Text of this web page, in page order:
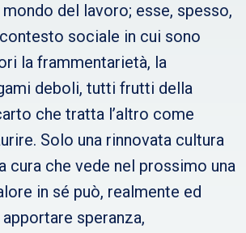
del lavoro; esse, spesso,
sociale in cui sono
la frammentarietà, la
deboli, tutti frutti della
che tratta l’altro come
Solo una rinnovata cultura
cura che vede nel prossimo una
in sé può, realmente ed
speranza,